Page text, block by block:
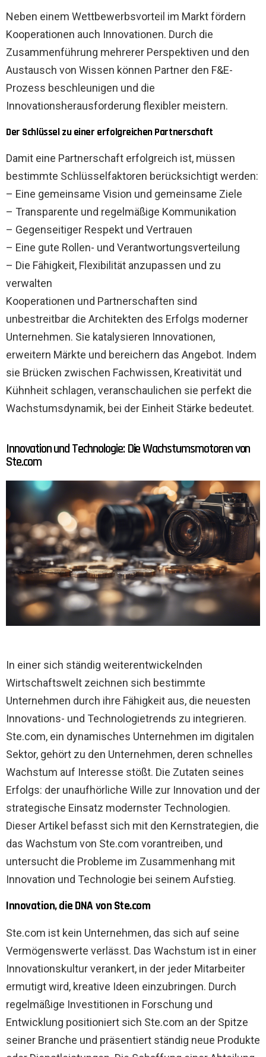
Neben einem Wettbewerbsvorteil im Markt fördern
Kooperationen auch Innovationen. Durch die
Zusammenführung mehrerer Perspektiven und den
Austausch von Wissen können Partner den F&E-
Prozess beschleunigen und die
Innovationsherausforderung flexibler meistern.
Der Schlüssel zu einer erfolgreichen Partnerschaft
Damit eine Partnerschaft erfolgreich ist, müssen
bestimmte Schlüsselfaktoren berücksichtigt werden:
– Eine gemeinsame Vision und gemeinsame Ziele
– Transparente und regelmäßige Kommunikation
– Gegenseitiger Respekt und Vertrauen
– Eine gute Rollen- und Verantwortungsverteilung
– Die Fähigkeit, Flexibilität anzupassen und zu
verwalten
Kooperationen und Partnerschaften sind
unbestreitbar die Architekten des Erfolgs moderner
Unternehmen. Sie katalysieren Innovationen,
erweitern Märkte und bereichern das Angebot. Indem
sie Brücken zwischen Fachwissen, Kreativität und
Kühnheit schlagen, veranschaulichen sie perfekt die
Wachstumsdynamik, bei der Einheit Stärke bedeutet.
Innovation und Technologie: Die Wachstumsmotoren von
Ste.com
In einer sich ständig weiterentwickelnden
Wirtschaftswelt zeichnen sich bestimmte
Unternehmen durch ihre Fähigkeit aus, die neuesten
Innovations- und Technologietrends zu integrieren.
Ste.com, ein dynamisches Unternehmen im digitalen
Sektor, gehört zu den Unternehmen, deren schnelles
Wachstum auf Interesse stößt. Die Zutaten seines
Erfolgs: der unaufhörliche Wille zur Innovation und der
strategische Einsatz modernster Technologien.
Dieser Artikel befasst sich mit den Kernstrategien, die
das Wachstum von Ste.com vorantreiben, und
untersucht die Probleme im Zusammenhang mit
Innovation und Technologie bei seinem Aufstieg.
Innovation, die DNA von Ste.com
Ste.com ist kein Unternehmen, das sich auf seine
Vermögenswerte verlässt. Das Wachstum ist in einer
Innovationskultur verankert, in der jeder Mitarbeiter
ermutigt wird, kreative Ideen einzubringen. Durch
regelmäßige Investitionen in Forschung und
Entwicklung positioniert sich Ste.com an der Spitze
seiner Branche und präsentiert ständig neue Produkte